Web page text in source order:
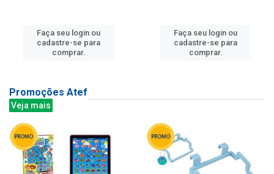
Faça seu login ou
cadastre-se para
comprar.
Faça seu login ou
cadastre-se para
comprar.
Promoções Atef
Veja mais